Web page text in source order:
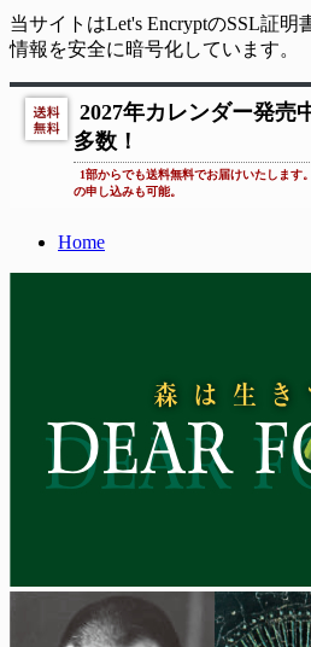
当サイトはLet's EncryptのSSL証
情報を安全に暗号化しています。
2027年カレンダー発売
多数！
1部からでも送料無料でお届けいたします
の申し込みも可能。
Home